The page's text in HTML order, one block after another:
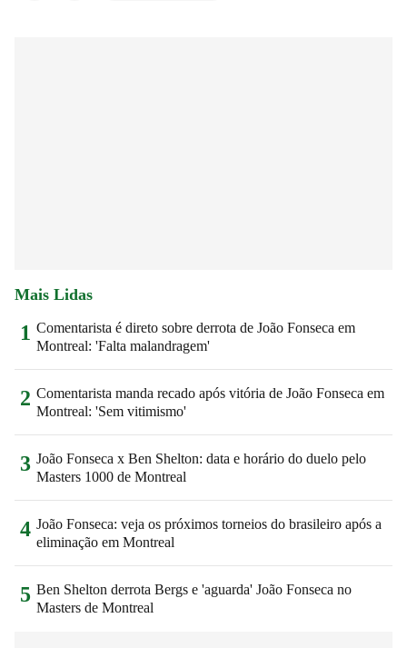
Mais Lidas
1 Comentarista é direto sobre derrota de João Fonseca em
Montreal: 'Falta malandragem'
2 Comentarista manda recado após vitória de João Fonseca em
Montreal: 'Sem vitimismo'
3 João Fonseca x Ben Shelton: data e horário do duelo pelo
Masters 1000 de Montreal
4 João Fonseca: veja os próximos torneios do brasileiro após a
eliminação em Montreal
5 Ben Shelton derrota Bergs e 'aguarda' João Fonseca no
Masters de Montreal